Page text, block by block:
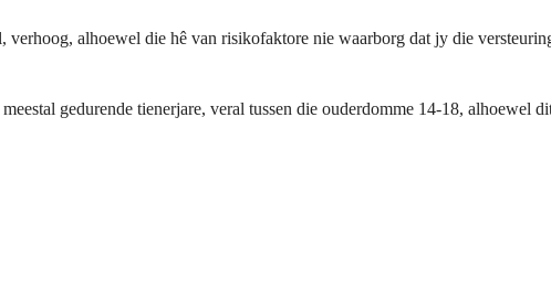
alhoewel die hê van risikofaktore nie waarborg dat jy die
gedurende tienerjare, veral tussen die ouderdomme 14-18, alhoewel